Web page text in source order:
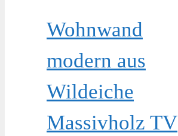
Wohnwand
modern aus
Wildeiche
Massivholz TV